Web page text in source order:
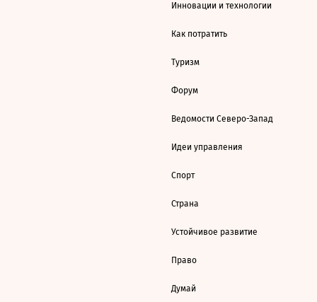
Инновации и технологии
Как потратить
Туризм
Форум
Ведомости Северо-Запад
Идеи управления
Спорт
Страна
Устойчивое развитие
Право
Думай